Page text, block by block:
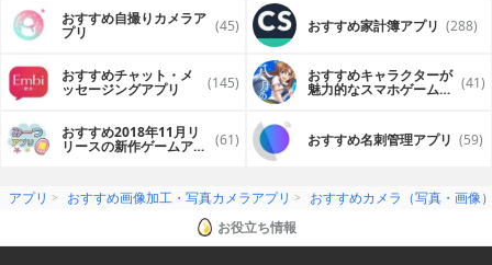
おすすめ自撮りカメラア
プリ (45) おすすめ家計簿アプリ (288)
おすすめチャット・メ
ッセージングアプリ (145) おすすめキャラクターが
魅力的なスマホゲームア (41)
おすすめ2018年11月リ
リースの新作ゲームアプ (61) おすすめ名刺管理アプリ (59)
アプリ おすすめ画像加工・写真カメラアプリ
おすすめカメラ（写真・画像
お役立ち情報